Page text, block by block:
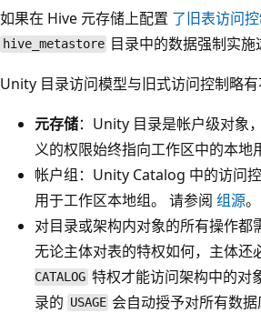
如果在 Hive 元存储上配置 了旧表访问
hive_metastore 目录中的数据强制实施
Unity 目录访问模型与旧式访问控制略有
元存储：Unity 目录是帐户级对象
义的权限始终指向工作区中的本地
帐户组：Unity Catalog 中的访问
用于工作区本地组。 请参阅 组源。
对目录或架构内对象的所有操作都
无论主体对表的特权如何，主体还
CATALOG 特权才能访问架构中的对
录的 USAGE 会自动授予对所有数